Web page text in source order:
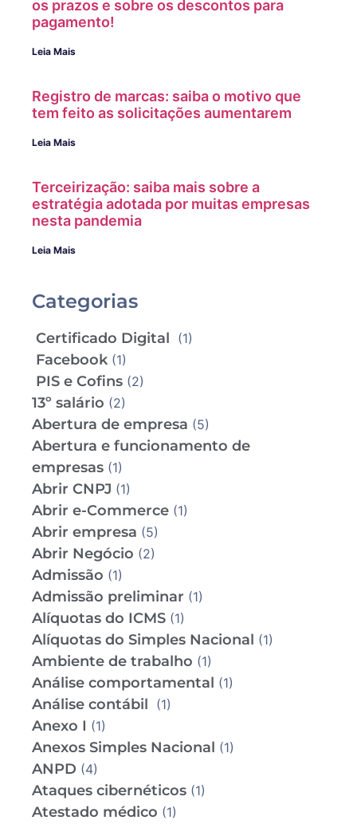
os prazos e sobre os descontos para
pagamento!
Leia Mais
Registro de marcas: saiba o motivo que
tem feito as solicitações aumentarem
Leia Mais
Terceirização: saiba mais sobre a
estratégia adotada por muitas empresas
nesta pandemia
Leia Mais
Categorias
Certificado Digital (1)
Facebook(1)
PIS e Cofins (2)
13º salário (2)
Abertura de empresa (5)
Abertura e funcionamento de
empresas (1)
Abrir CNPJ (1)
Abrir e-Commerce (1)
Abrir empresa (5)
Abrir Negócio (2)
Admissão (1)
Admissão preliminar (1)
Alíquotas do ICMS (1)
Alíquotas do Simples Nacional (1)
Ambiente de trabalho (1)
Análise comportamental (1)
Análise contábil (1)
Anexo I (1)
Anexos Simples Nacional (1)
ANPD (4)
Ataques cibernéticos (1)
Atestado médico (1)